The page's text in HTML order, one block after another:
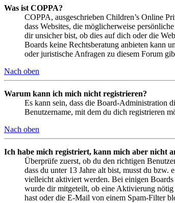
Was ist COPPA?
COPPA, ausgeschrieben Children’s Online
dass Websites, die möglicherweise
dir unsicher bist, ob dies auf dich oder die
Boards keine Rechtsberatung anbieten kann
oder juristische Anfragen zu diesem Forum
Nach oben
Warum kann ich mich nicht registrieren?
Es kann sein, dass die Board-Administration
Benutzername, mit dem du dich registrieren
Nach oben
Ich habe mich registriert, kann mich aber nicht
Überprüfe zuerst, ob du den richtigen
dass du unter 13 Jahre alt bist, musst du
vielleicht aktiviert werden. Bei einigen Boards
wurde dir mitgeteilt, ob eine Aktivierung nötig
hast oder die E-Mail von einem Spam-Filter